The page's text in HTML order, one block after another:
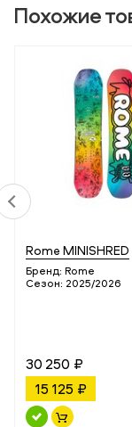
Похожие
Rome MINISHRED
Бренд: Rome
Сезон: 2025/2026
30 250 ₽
15 125 ₽